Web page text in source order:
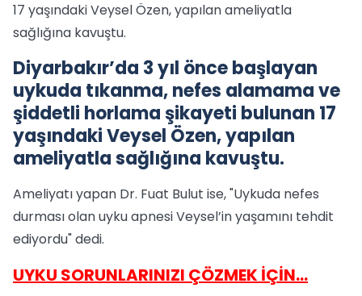
17 yaşındaki Veysel Özen, yapılan ameliyatla
sağlığına kavuştu.
Diyarbakır’da 3 yıl önce başlayan
uykuda tıkanma, nefes alamama ve
şiddetli horlama şikayeti bulunan 17
yaşındaki Veysel Özen, yapılan
ameliyatla sağlığına kavuştu.
Ameliyatı yapan Dr. Fuat Bulut ise, "Uykuda nefes
durması olan uyku apnesi Veysel’in yaşamını tehdit
ediyordu" dedi.
UYKU SORUNLARINIZI ÇÖZMEK İÇİN...